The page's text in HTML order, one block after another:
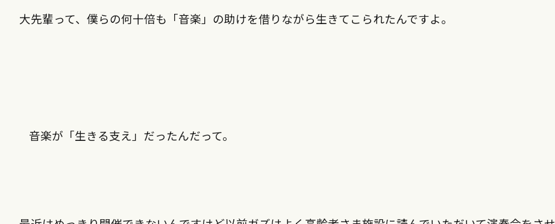
大先輩って、僕らの何十倍も「音楽」の助けを借りながら生きてこられたんですよ。
音楽が「生きる支え」だったんだって。